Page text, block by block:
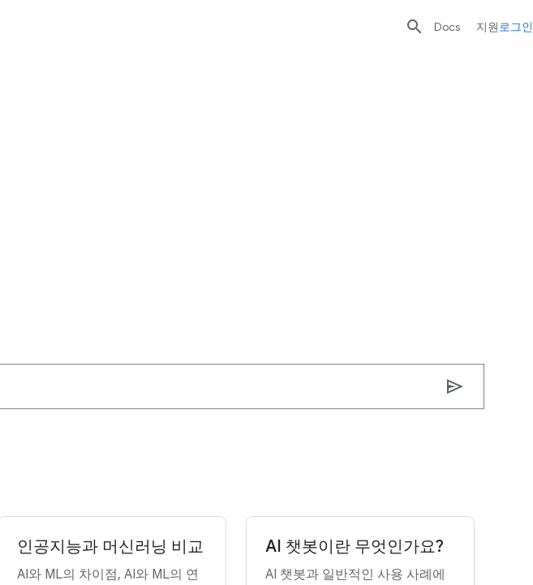
send
인공지능과 머신러닝 비교
AI와 ML의 차이점, AI와 ML의 연
AI 챗봇이란 무엇인가요?
AI 챗봇과 일반적인 사용 사례에
 Docs 지원 로그인